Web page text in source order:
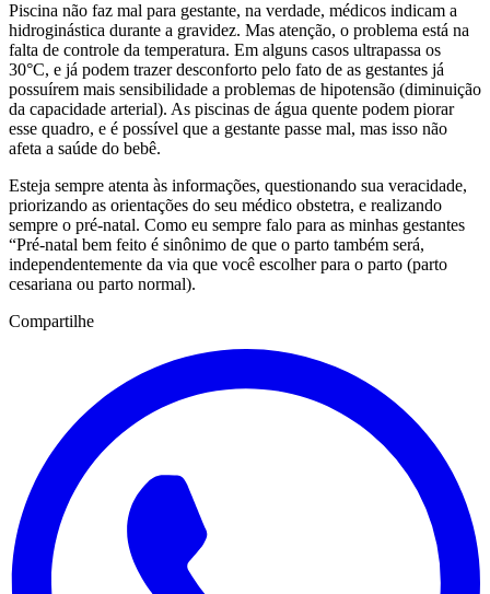
Piscina não faz mal para gestante, na verdade, médicos indicam a
hidroginástica durante a gravidez. Mas atenção, o problema está na
falta de controle da temperatura. Em alguns casos ultrapassa os
30°C, e já podem trazer desconforto pelo fato de as gestantes já
possuírem mais sensibilidade a problemas de hipotensão (diminuição
da capacidade arterial). As piscinas de água quente podem piorar
esse quadro, e é possível que a gestante passe mal, mas isso não
afeta a saúde do bebê.
Esteja sempre atenta às informações, questionando sua veracidade,
priorizando as orientações do seu médico obstetra, e realizando
sempre o pré-natal. Como eu sempre falo para as minhas gestantes
“Pré-natal bem feito é sinônimo de que o parto também será,
independentemente da via que você escolher para o parto (parto
cesariana ou parto normal).
Compartilhe